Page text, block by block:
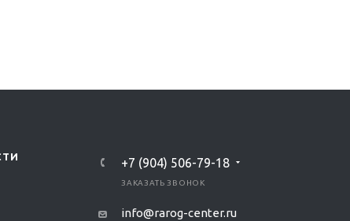
‭+7 (904) 506-79-18‬
ЗАКАЗАТЬ ЗВОНОК
info@rarog-center.ru